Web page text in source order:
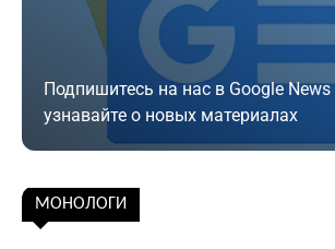
Подпишитесь на нас в Google
узнавайте о новых материалах
Подписаться
МОНОЛОГИ